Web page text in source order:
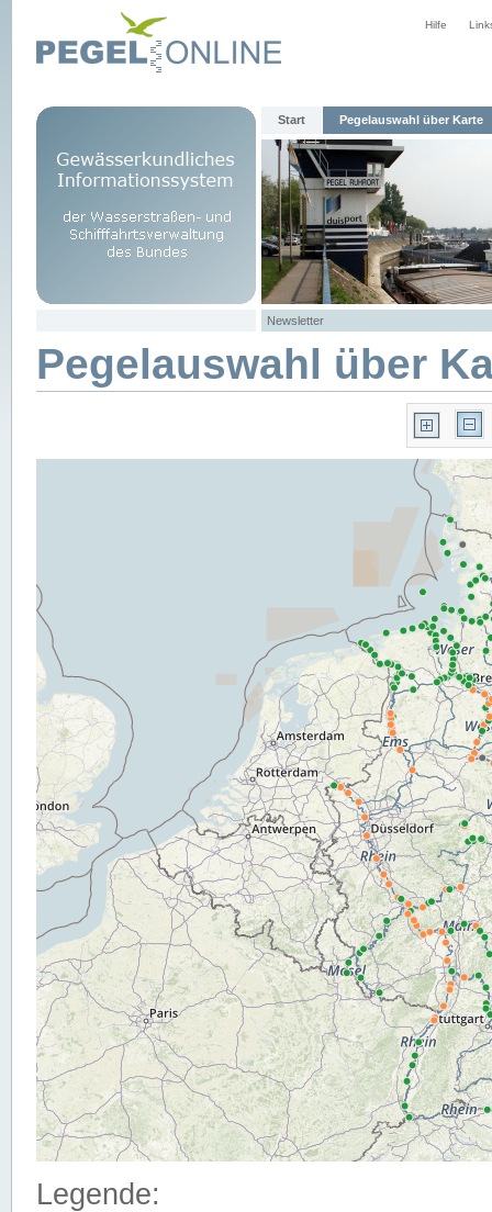
Hilfe
Start Pegelauswahl über Karte
Newsletter
Pegelauswahl über
Legende: